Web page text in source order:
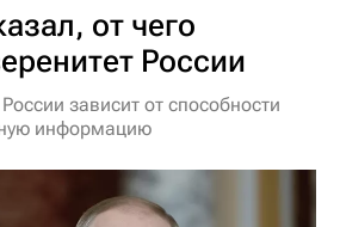
от чего
России
зависит от способности
информацию